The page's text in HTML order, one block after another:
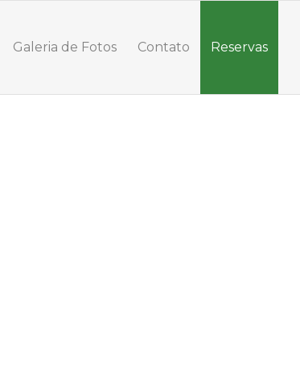
Galeria de Fotos Contato Reservas